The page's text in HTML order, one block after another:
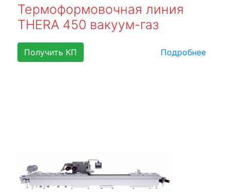
Термоформовочная линия
THERA 450 вакуум-газ
Получить КП Подробнее